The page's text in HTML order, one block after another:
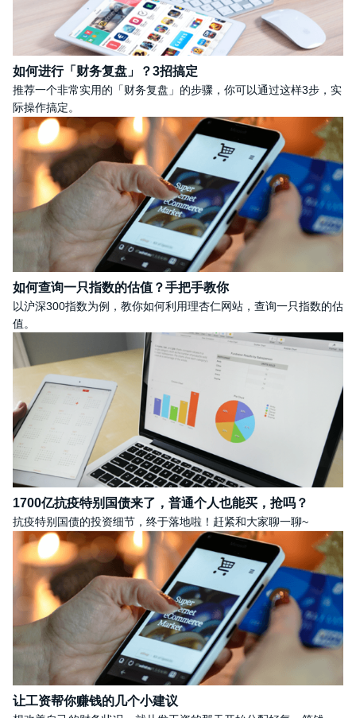
如何进行「财务复盘」？3招搞定
推荐一个非常实用的「财务复盘」的步骤，你可以通过这样3步，实
际操作搞定。
如何查询一只指数的估值？手把手教你
以沪深300指数为例，教你如何利用理杏仁网站，查询一只指数的估
值。
1700亿抗疫特别国债来了，普通个人也能买，抢吗？
抗疫特别国债的投资细节，终于落地啦！赶紧和大家聊一聊~
让工资帮你赚钱的几个小建议